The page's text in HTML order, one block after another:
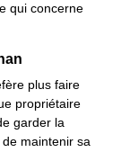
qui concerne
plus faire
propriétaire
garder la
maintenir sa